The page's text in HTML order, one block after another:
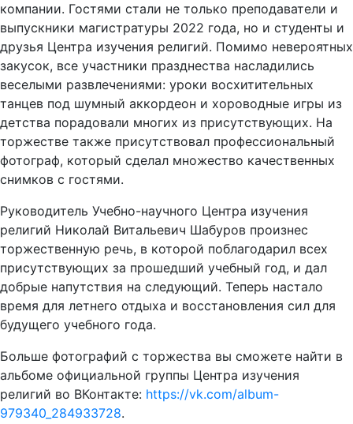
компании. Гостями стали не только преподаватели и
выпускники магистратуры 2022 года, но и студенты и
друзья Центра изучения религий. Помимо невероятных
закусок, все участники празднества насладились
веселыми развлечениями: уроки восхитительных
танцев под шумный аккордеон и хороводные игры из
детства порадовали многих из присутствующих. На
торжестве также присутствовал профессиональный
фотограф, который сделал множество качественных
снимков с гостями.
Руководитель Учебно-научного Центра изучения
религий Николай Витальевич Шабуров произнес
торжественную речь, в которой поблагодарил всех
присутствующих за прошедший учебный год, и дал
добрые напутствия на следующий. Теперь настало
время для летнего отдыха и восстановления сил для
будущего учебного года.
Больше фотографий с торжества вы сможете найти в
альбоме официальной группы Центра изучения
религий во ВКонтакте: https://vk.com/album-
979340_284933728.